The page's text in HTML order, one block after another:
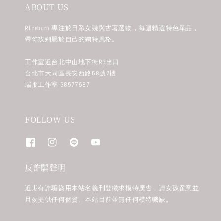
ABOUT US
REreburn 專注於日系女裝與古著選物，每週精選特色單品，
帶你找到屬於自己的獨特風格。
工作室近台北中山地下街R3出口
台北市大同區長安西路58號7樓
瑞朋工作室 38577587
FOLLOW US
反詐騙聲明
近期有詐騙盜用本站名義刊登徵求模特廣告，請女孩留意並
且勿提供任何個資。本站目前並無任何模特職缺。